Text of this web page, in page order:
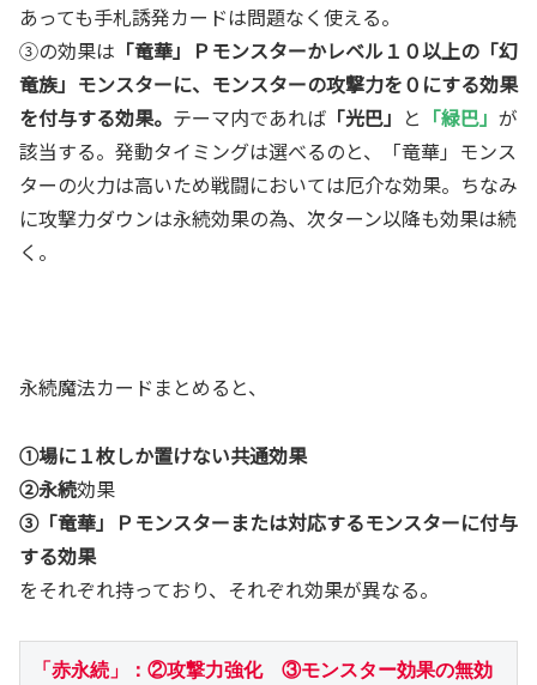
あっても手札誘発カードは問題なく使える。
③の効果は 「竜華」Ｐモンスターかレベル１０以上の「幻
竜族」モンスターに、モンスターの攻撃力を０にする効果
を付与する効果。 テーマ内であれば 「光巴」 と 「緑巴」 が
該当する。発動タイミングは選べるのと、「竜華」モンス
ターの火力は高いため戦闘においては厄介な効果。ちなみ
に攻撃力ダウンは永続効果の為、次ターン以降も効果は続
く。
永続魔法カードまとめると、
①場に１枚しか置けない共通効果
②永続効果
③「竜華」Ｐモンスターまたは対応するモンスターに付与
する効果
をそれぞれ持っており、それぞれ効果が異なる。
「赤永続」：②攻撃力強化　③モンスター効果の無効